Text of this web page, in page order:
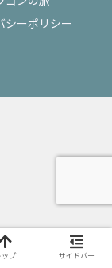
シーポリシー
ップ サイドバー